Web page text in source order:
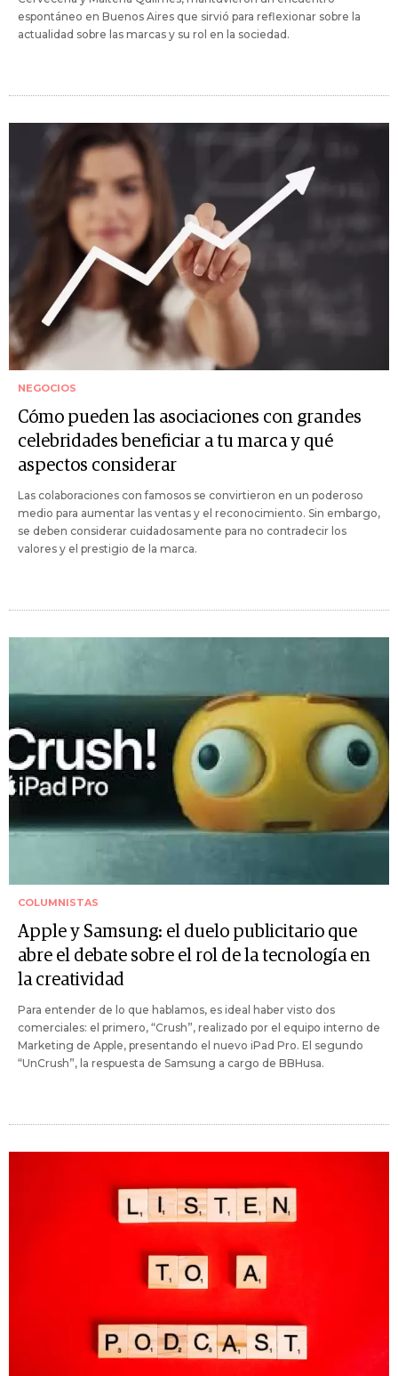
espontáneo en Buenos Aires que sirvió para reflexionar sobre la
actualidad sobre las marcas y su rol en la sociedad.
NEGOCIOS
Cómo pueden las asociaciones con grandes
celebridades beneficiar a tu marca y qué
aspectos considerar
Las colaboraciones con famosos se convirtieron en un poderoso
medio para aumentar las ventas y el reconocimiento. Sin embargo,
se deben considerar cuidadosamente para no contradecir los
valores y el prestigio de la marca.
COLUMNISTAS
Apple y Samsung: el duelo publicitario que
abre el debate sobre el rol de la tecnología en
la creatividad
Para entender de lo que hablamos, es ideal haber visto dos
comerciales: el primero, “Crush”, realizado por el equipo interno de
Marketing de Apple, presentando el nuevo iPad Pro. El segundo
“UnCrush”, la respuesta de Samsung a cargo de BBHusa.